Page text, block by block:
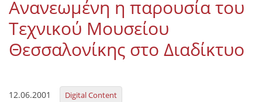
History
e-Infrastructure
Organisational Structure
EKT Websites
Ανανεωμένη η παρουσία του
Τεχνικού Μουσείου
Θεσσαλονίκης στο Διαδίκτυο
12.06.2001 Digital Content